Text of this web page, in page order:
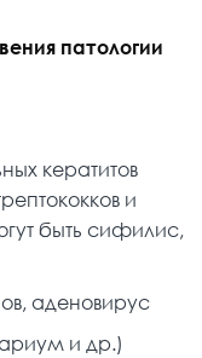
патологии
кератитов
и
быть сифилис,
аденовирус
и др.)